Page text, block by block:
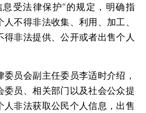
息受法律保护”的规定，明确指
不得非法收集、利用、加工、
得非法提供、公开或者出售个人
员会副主任委员李适时介绍，
委员、相关部门以及社会公众提
人非法获取公民个人信息，出售